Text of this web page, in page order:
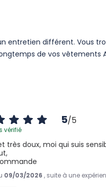
entretien différent. Vous
de vos vêtements
5/5
vérifié
très doux, moi qui suis
09/03/2026 , suite à une